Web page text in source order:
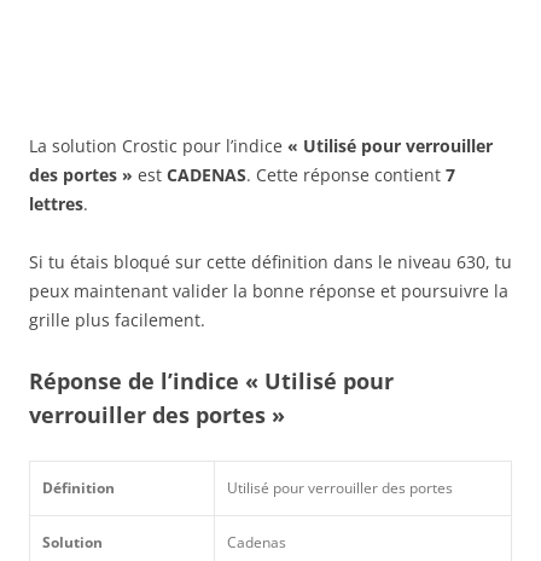
La solution Crostic pour l’indice « Utilisé pour verrouiller
des portes » est CADENAS. Cette réponse contient 7
lettres.
Si tu étais bloqué sur cette définition dans le niveau 630, tu
peux maintenant valider la bonne réponse et poursuivre la
grille plus facilement.
Réponse de l’indice « Utilisé pour
verrouiller des portes »
Définition Utilisé pour verrouiller des portes
Solution Cadenas